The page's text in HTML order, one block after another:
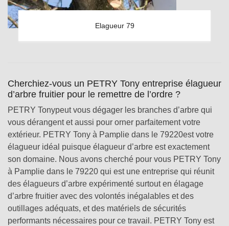
Elagueur 79
Cherchiez-vous un PETRY Tony entreprise élagueur
d’arbre fruitier pour le remettre de l’ordre ?
PETRY Tonypeut vous dégager les branches d’arbre qui
vous dérangent et aussi pour orner parfaitement votre
extérieur. PETRY Tony à Pamplie dans le 79220est votre
élagueur idéal puisque élagueur d’arbre est exactement
son domaine. Nous avons cherché pour vous PETRY Tony
à Pamplie dans le 79220 qui est une entreprise qui réunit
des élagueurs d’arbre expérimenté surtout en élagage
d’arbre fruitier avec des volontés inégalables et des
outillages adéquats, et des matériels de sécurités
performants nécessaires pour ce travail. PETRY Tony est